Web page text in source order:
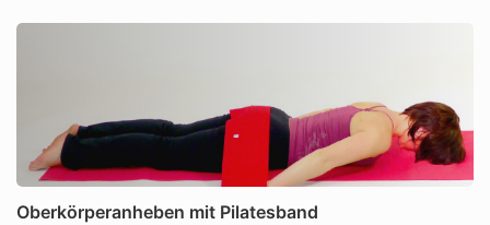
Oberkörperanheben mit Pilatesband